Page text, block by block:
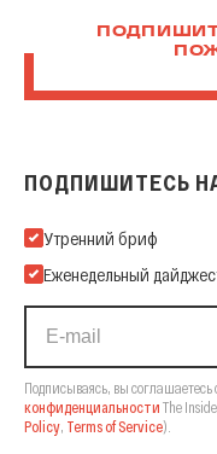
ПОДПИШИТЕСЬ
Подпишитесь на нашу
Утренний бриф
Еженедельный
Подписываясь, вы соглашаетесь
конфиденциальности The
Policy, Terms of Service).